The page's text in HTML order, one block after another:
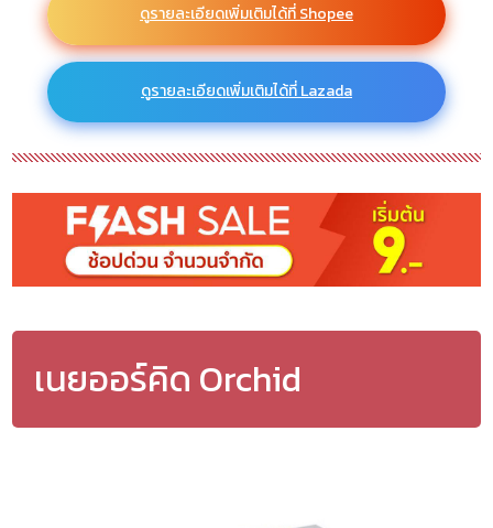
ดูรายละเอียดเพิ่มเติมได้ที่ Shopee
ดูรายละเอียดเพิ่มเติมได้ที่ Lazada
เนยออร์คิด Orchid